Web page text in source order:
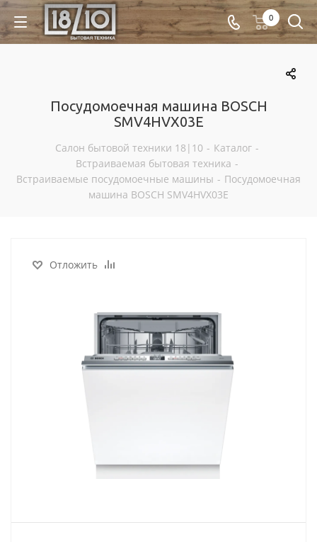
0
Посудомоечная машина BOSCH
SMV4HVX03E
Салон бытовой техники 18|10 - Каталог -
Встраиваемая бытовая техника -
Встраиваемые посудомоечные машины - Посудомоечная
машина BOSCH SMV4HVX03E
Отложить